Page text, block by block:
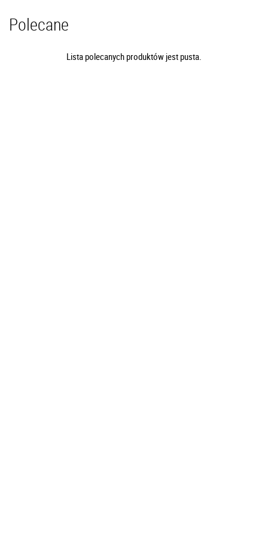
Polecane
Lista polecanych produktów jest pusta.